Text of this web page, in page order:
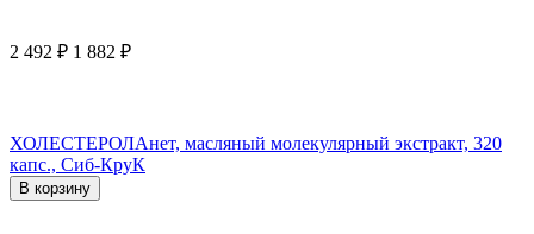
2 492 ₽ 1 882 ₽
ХОЛЕСТЕРОЛАнет, масляный молекулярный экстракт, 320
капс., Сиб-КруК
В корзину